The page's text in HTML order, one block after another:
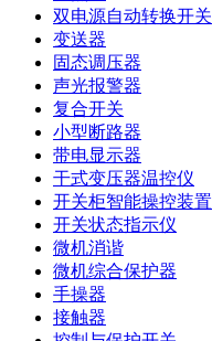
双电源自动转换开关
变送器
固态调压器
声光报警器
复合开关
小型断路器
带电显示器
干式变压器温控仪
开关柜智能操控装置
开关状态指示仪
微机消谐
微机综合保护器
手操器
接触器